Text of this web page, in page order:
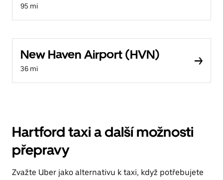
95 mi
New Haven Airport (HVN)
36 mi
Hartford taxi a další možnosti
přepravy
Zvažte Uber jako alternativu k taxi, když potřebujete